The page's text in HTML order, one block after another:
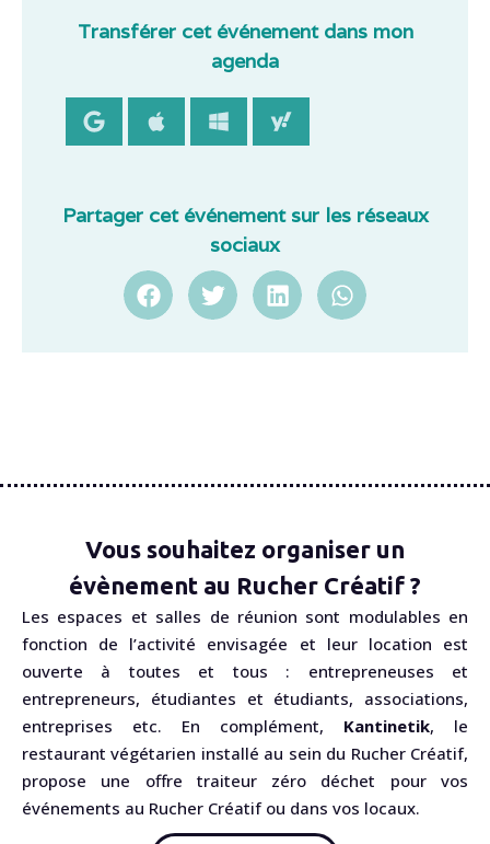
Transférer cet événement dans mon
agenda
Partager cet événement sur les réseaux
sociaux
Vous souhaitez organiser un
évènement au Rucher Créatif ?
Les espaces et salles de réunion sont modulables en
fonction de l’activité envisagée et leur location est
ouverte à toutes et tous : entrepreneuses et
entrepreneurs, étudiantes et étudiants, associations,
entreprises etc. En complément, Kantinetik, le
restaurant végétarien installé au sein du Rucher Créatif,
propose une offre traiteur zéro déchet pour vos
événements au Rucher Créatif ou dans vos locaux.